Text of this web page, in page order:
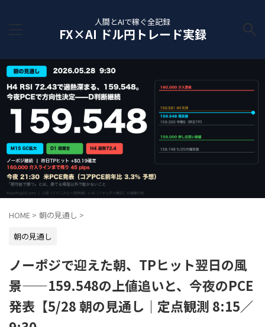
人間とAIで稼ぐ全記録
FX×AI ドル円トレード実録
HOME > 朝の見通し >
朝の見通し
ノーポジで迎えた朝、TPヒット翌日の風
景——159.548の上値追いと、今夜のPCE
発表【5/28 朝の見通し｜定点観測 8:15／